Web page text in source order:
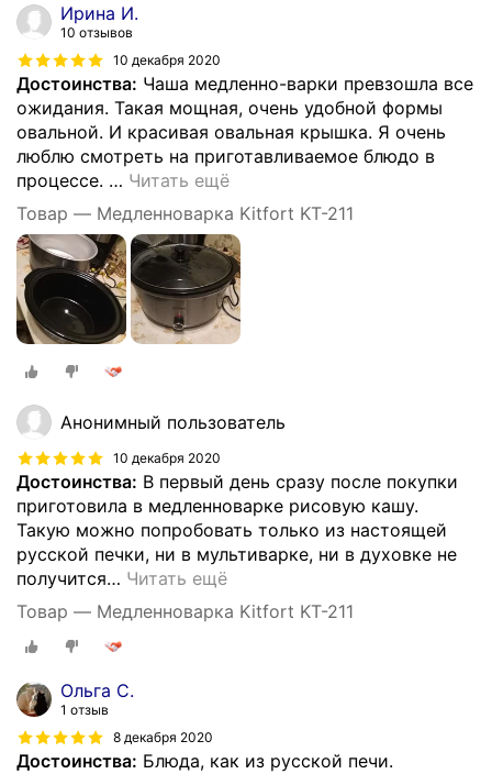
Ирина И.
10 отзывов
10 декабря 2020
Достоинства: Чаша медленно-варки превзошла все
ожидания. Такая мощная, очень удобной формы
овальной. И красивая овальная крышка. Я очень
люблю смотреть на приготавливаемое блюдо в
процессе. … Читать ещё
Товар — Медленноварка Kitfort KT-211
Анонимный пользователь
10 декабря 2020
Достоинства: В первый день сразу после покупки
приготовила в медленноварке рисовую кашу.
Такую можно попробовать только из настоящей
русской печки, ни в мультиварке, ни в духовке не
получится… Читать ещё
Товар — Медленноварка Kitfort KT-211
Ольга С.
1 отзыв
8 декабря 2020
Достоинства: Блюда, как из русской печи.